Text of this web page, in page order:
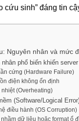
cứu sinh” đáng tin
Nguyên nhân và mức
phổ biến khiến server
cứng (Hardware Failure)
điện không ổn định
nhiệt (Overheating)
(Software/Logical
điều hành (OS Corruption)
nhầm dữ liệu hoặc format ổ